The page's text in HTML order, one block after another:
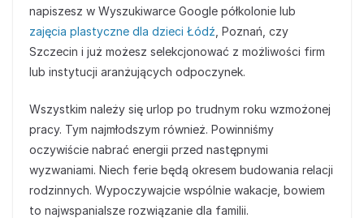
napiszesz w Wyszukiwarce Google półkolonie lub
zajęcia plastyczne dla dzieci Łódź , Poznań, czy
Szczecin i już możesz selekcjonować z możliwości firm
lub instytucji aranżujących odpoczynek.
Wszystkim należy się urlop po trudnym roku wzmożonej
pracy. Tym najmłodszym również. Powinniśmy
oczywiście nabrać energii przed następnymi
wyzwaniami. Niech ferie będą okresem budowania relacji
rodzinnych. Wypoczywajcie wspólnie wakacje, bowiem
to najwspanialsze rozwiązanie dla familii.